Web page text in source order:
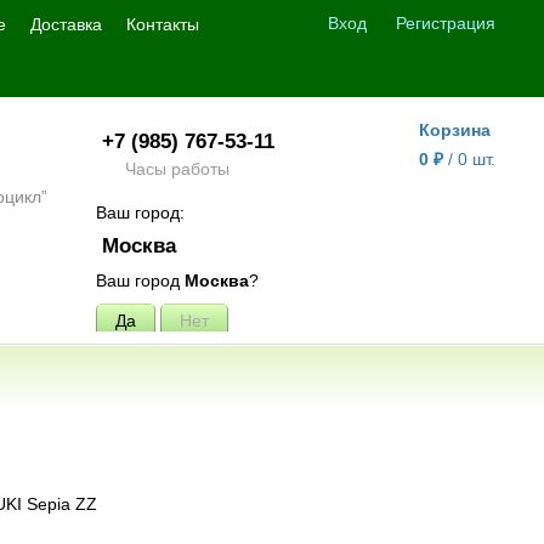
Вход Регистрация
Доставка Контакты
+7 (985) 767-53-11
Часы работы
Ваш город:
Москва
Ваш город Москва?
Корзина
0 ₽ / 0 шт.
Sepia ZZ